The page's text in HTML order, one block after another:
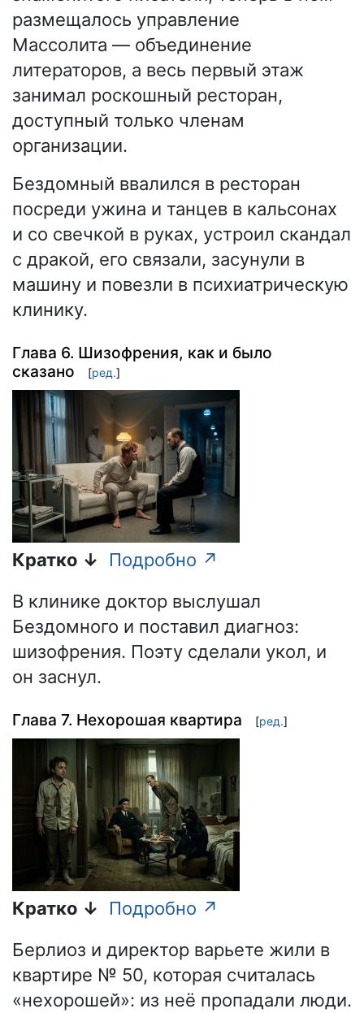
размещалось управление
Массолита — объединение
литераторов, а весь первый этаж
занимал роскошный ресторан,
доступный только членам
организации.
Бездомный ввалился в ресторан
посреди ужина и танцев в кальсонах
и со свечкой в руках, устроил скандал
с дракой, его связали, засунули в
машину и повезли в психиатрическую
клинику.
Глава 6. Шизофрения, как и было
сказано
[ред.]
Кратко ↓
Подробно ↗
В клинике доктор выслушал
Бездомного и поставил диагноз:
шизофрения. Поэту сделали укол, и
он заснул.
Глава 7. Нехорошая квартира [ред.]
Кратко ↓
Подробно ↗
Берлиоз и директор варьете жили в
квартире № 50, которая считалась
«нехорошей»: из неё пропадали люди.